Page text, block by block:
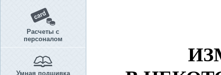
Расчеты с
персоналом
Умная подшивка